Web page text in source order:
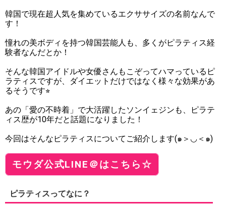
韓国で現在超人気を集めているエクササイズの名前なんで
す！
憧れの美ボディを持つ韓国芸能人も、多くがピラティス経
験者なんだとか！
そんな韓国アイドルや女優さんもこぞってハマっているピ
ラティスですが、ダイエットだけではなく様々な効果があ
るそうです⭐︎
あの「愛の不時着」で大活躍したソンイェジンも、ピラテ
ィス歴が10年だと話題になりました！
今回はそんなピラティスについてご紹介します(๑＞◡＜๑)
モウダ公式LINE＠はこちら☆
ピラティスってなに？